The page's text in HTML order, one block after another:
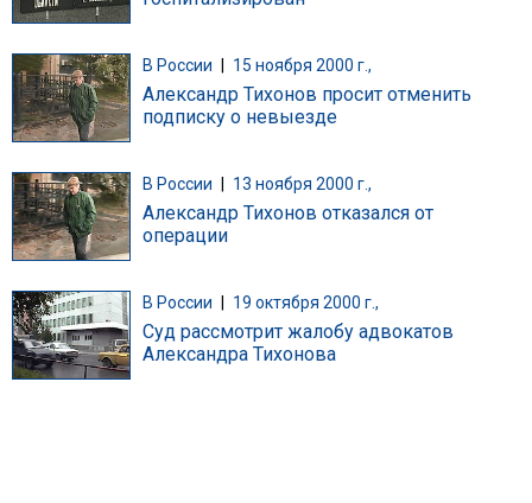
В России 15 ноября 2000 г.,
Александр Тихонов просит отменить
подписку о невыезде
В России 13 ноября 2000 г.,
Александр Тихонов отказался от
операции
В России 19 октября 2000 г.,
Суд рассмотрит жалобу адвокатов
Александра Тихонова